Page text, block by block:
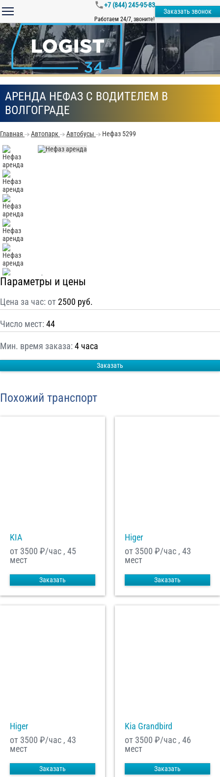
+7 (844) 245-95-83
Работаем 24/7, звоните!
Заказать звонок
АРЕНДА НЕФАЗ С ВОДИТЕЛЕМ В
ВОЛГОГРАДЕ
Главная Автопарк Автобусы Нефаз 5299
Параметры и цены
Цена за час: от2500 руб.
Число мест: 44
Мин. время заказа: 4 часа
Заказать
Похожий транспорт
KIA
от 3500 ₽/час , 45
мест
Заказать
Higer
от 3500 ₽/час , 43
мест
Заказать
Higer
от 3500 ₽/час , 43
мест
Заказать
Kia Grandbird
от 3500 ₽/час , 46
мест
Заказать